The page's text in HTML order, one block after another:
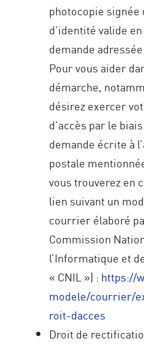
photocopie
d’identité valide
demande
Pour vous aider
démarche,
désirez exercer
d’accès par le
demande écrite à
postale
vous trouverez en
lien suivant un
courrier élaboré
Commission
l’Informatique et
« CNIL ») : https://
modele/courrier/
roit-dacces
Droit de